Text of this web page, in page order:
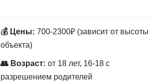
💰 Цены: 700-2300₽ (зависит от высоты
объекта)
👥 Возраст: от 18 лет, 16-18 с
разрешением родителей